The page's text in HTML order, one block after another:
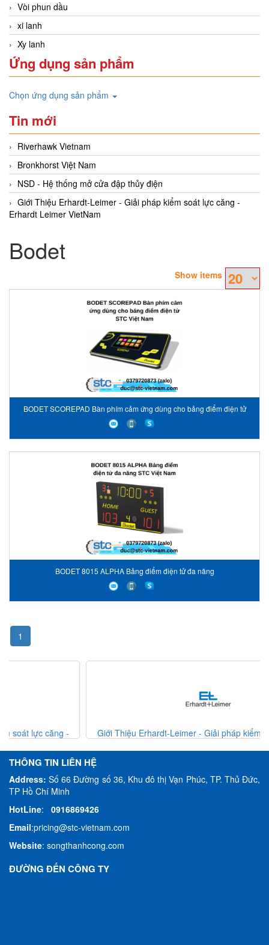
Vòi phun dầu
xi lanh
Xy lanh
Ứng dụng sản phẩm
Chọn ứng dụng sản phẩm
Tin mới
Riverhawk Vietnam
Bronkhorst Việt Nam
NSD - Hệ thống mở cửa đập thủy điện
Giới Thiệu Erhardt-Leimer - Giải pháp kiểm soát lực căng -
Erhardt Leimer VietNam
Bodet
Show items
BODET SCOREPAD Bàn phím cảm ứng dùng cho bảng điểm điện tử
BODET 8015 ALPHA Bảng điểm điện tử đa năng
1
Giới Thiệu Erhardt-Leimer - Giải pháp kiểm soát lực căng -
THÔNG TIN LIÊN HỆ
Address:Số 66 Đường số 36, Khu đô thị Vạn Phúc, TP. Thủ Đức,
TP Hồ Chí Minh
HotLine: 0916869426
Email:pricing@stc-vietnam.com
Website: songthanhcong.com
ĐƯỜNG ĐẾN CÔNG TY